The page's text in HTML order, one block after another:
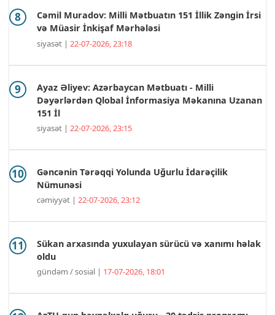
Cəmil Muradov: Milli Mətbuatın 151 İllik Zəngin İrsi
və Müasir İnkişaf Mərhələsi
siyasət | 22-07-2026, 23:18
Ayaz Əliyev: Azərbaycan Mətbuatı - Milli
Dəyərlərdən Qlobal İnformasiya Məkanına Uzanan
151 İl
siyasət | 22-07-2026, 23:15
Gəncənin Tərəqqi Yolunda Uğurlu İdarəçilik
Nümunəsi
cəmiyyət | 22-07-2026, 23:12
Sükan arxasında yuxulayan sürücü və xanımı həlak
oldu
gündəm / sosial | 17-07-2026, 18:01